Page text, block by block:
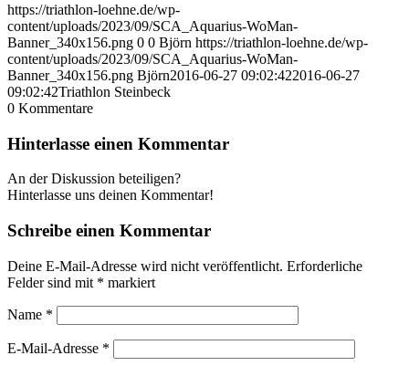
https://triathlon-loehne.de/wp-
content/uploads/2023/09/SCA_Aquarius-WoMan-
Banner_340x156.png 0 0 Björn https://triathlon-loehne.de/wp-
content/uploads/2023/09/SCA_Aquarius-WoMan-
Banner_340x156.png Björn2016-06-27 09:02:422016-06-27
09:02:42Triathlon Steinbeck
0 Kommentare
Hinterlasse einen Kommentar
An der Diskussion beteiligen?
Hinterlasse uns deinen Kommentar!
Schreibe einen Kommentar
Deine E-Mail-Adresse wird nicht veröffentlicht. Erforderliche
Felder sind mit * markiert
Name *
E-Mail-Adresse *